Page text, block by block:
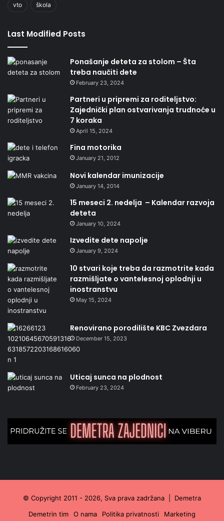
vto škola
Last Modified Posts
Ponašanje deteta za stolom – Šta
treba naučiti dete
February 23, 2024
Partneri u pripremi za roditeljstvo:
Zajednički plan ostvarivanja trudnoće u
7 koraka
April 15, 2024
Fina motorika
January 21, 2012
Novi kalendar imunizacije
January 14, 2014
15 meseci 2. nedelja – Kalendar razvoja
deteta
January 10, 2024
Izvedite dete napolje
January 9, 2024
10 stvari koje treba da razmotrite kada
razmišljate o vantelesnoj oplodnji u
inostranstvu
May 15, 2024
Renovirano porodilište KBC Zvezdara
December 15, 2023
Uticaj sunca na plodnost
February 23, 2024
© Copyright 2011 - 2026, Sva prava zadržana | Demetra
Demetrin tim
O nama Politika privatnosti Marketing